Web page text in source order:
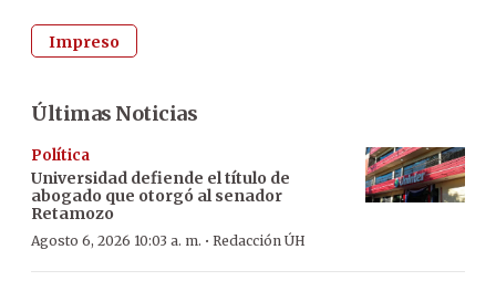
Impreso
Últimas Noticias
Política
Universidad defiende el título de
abogado que otorgó al senador
Retamozo
Agosto 6, 2026 10:03 a. m. · Redacción ÚH